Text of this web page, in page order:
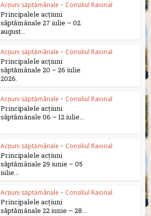
Acțiuni săptămânale • Consiliul Raional
Principalele acțiuni
săptămânale 27 iulie – 02
august...
Acțiuni săptămânale • Consiliul Raional
Principalele acțiuni
săptămânale 20 – 26 iulie
2026.
Acțiuni săptămânale • Consiliul Raional
Principalele acțiuni
săptămânale 06 – 12 iulie...
Acțiuni săptămânale • Consiliul Raional
Principalele acțiuni
săptămânale 29 iunie – 05
iulie...
Acțiuni săptămânale • Consiliul Raional
Principalele acțiuni
săptămânale 22 iunie – 28...